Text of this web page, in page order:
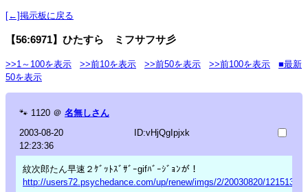
[←]掲示板に戻る
【56:6971】ひたすら ミフサフサ彡
>>1～100を表示 >>前10を表示 >>前50を表示 >>前100を表示
■最新
50を表示
🐾 1120 ＠ 名無しさん
2003-08-20
12:23:36
ID:vHjQgIpjxk
紋次郎たん早速２ｹﾞｯﾄｽﾞｻﾞｰgifﾊﾞｰｼﾞｮﾝが！
http://users72.psychedance.com/up/renew/imgs/2/20030820/